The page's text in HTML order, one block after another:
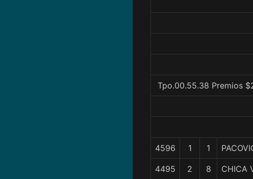
Tpo.00.55.38 Premios
4596 1 1
4495 2 8 CHICA